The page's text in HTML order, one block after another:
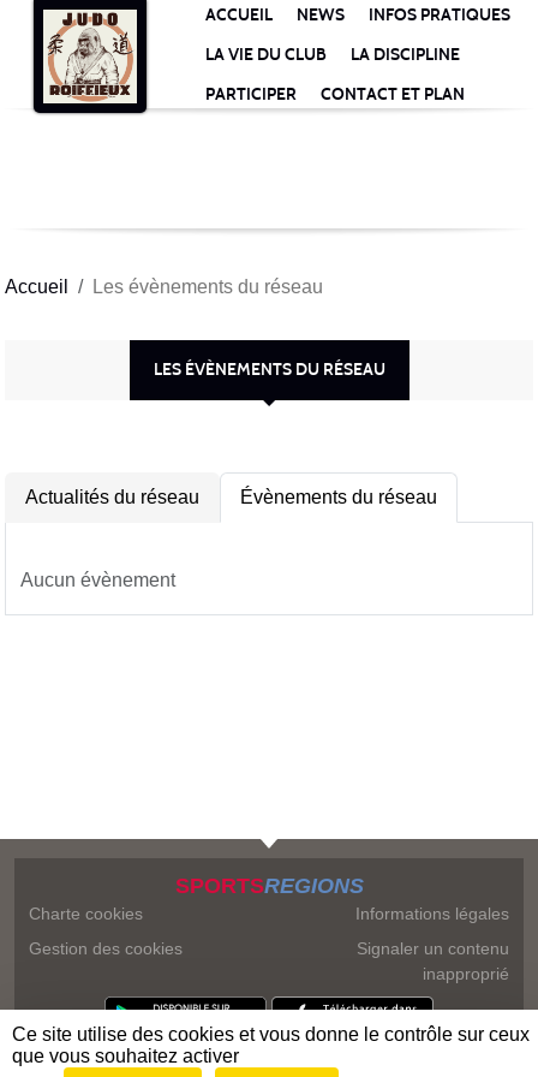
ACCUEIL NEWS
INFOS PRATIQUES
LA VIE DU CLUB
LA DISCIPLINE
PARTICIPER
CONTACT ET PLAN
Accueil Les évènements du réseau
LES ÉVÈNEMENTS DU RÉSEAU
Actualités du réseau Évènements du réseau
Aucun évènement
SPORTSREGIONS
Charte cookies
Gestion des cookies
Informations légales
Signaler un contenu
inapproprié
Panneau de gestion des cookies
Ce site utilise des cookies et vous donne le contrôle sur ceux
que vous souhaitez activer